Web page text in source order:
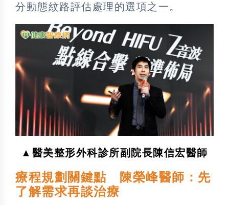
分動態紋路評估處理的選項之一。
▲醫美整形外科診所副院長陳信宏醫師
療程規劃關鍵點 陳榮峰醫師：先
了解需求再談治療